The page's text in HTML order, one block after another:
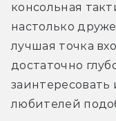
консольная
настолько
лучшая точка
достаточно
заинтересовать
любителей